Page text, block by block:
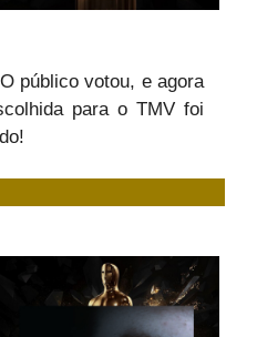
O público votou, e agora
para o TMV foi